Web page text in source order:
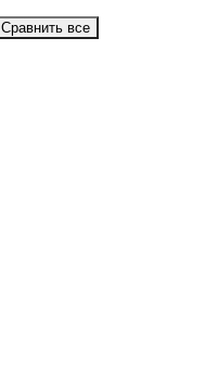
Сравнить все